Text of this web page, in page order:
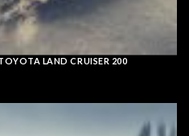
LAND CRUISER 200